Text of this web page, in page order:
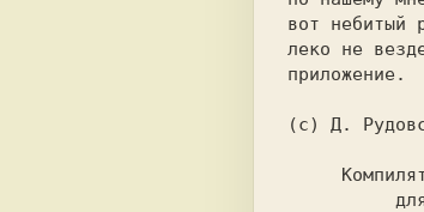
вот небитый
леко не